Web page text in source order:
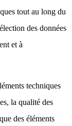
tout au long du
des données
et à
techniques
la qualité des
des éléments